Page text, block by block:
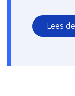
Lees